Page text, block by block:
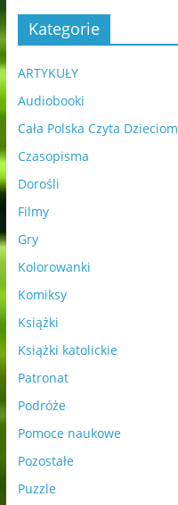
Kategorie
ARTYKUŁY
Audiobooki
Cała Polska Czyta Dzieciom
Czasopisma
Dorośli
Filmy
Gry
Kolorowanki
Komiksy
Książki
Książki katolickie
Patronat
Podróże
Pomoce naukowe
Pozostałe
Puzzle